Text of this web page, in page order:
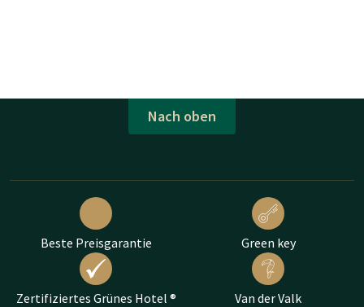
Nach oben
Beste Preisgarantie Green key
Zertifiziertes Grünes Hotel ® Van der Valk